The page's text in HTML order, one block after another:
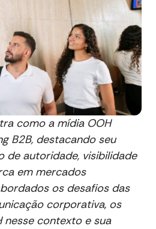
como a mídia OOH
B2B, destacando seu
de autoridade, visibilidade
em mercados
os desafios das
corporativa, os
nesse contexto e sua